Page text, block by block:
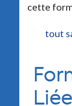
cette
tout